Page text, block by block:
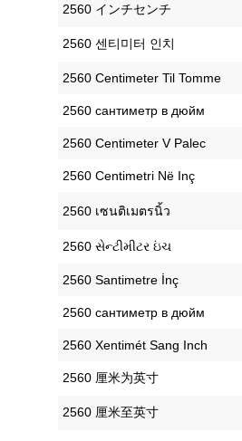
‎2560 インチセンチ
‎2560 센티미터 인치
‎2560 Centimeter Til Tomme
‎2560 сантиметр в дюйм
‎2560 Centimeter V Palec
‎2560 Centimetri Në Inç
‎2560 เซนติเมตรนิ้ว
‎2560 સેન્ટીમીટર ઇંચ
‎2560 Santimetre İnç
‎2560 сантиметр в дюйм
‎2560 Xentimét Sang Inch
‎2560 厘米为英寸
‎2560 厘米至英寸